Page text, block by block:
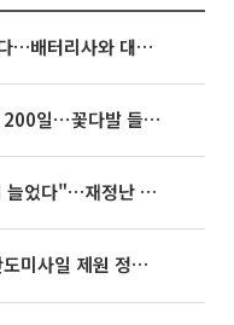
포스코퓨처엠, LFP 시장 뚫었다…배터리사와 대규모 장기 공급 합의
아옳이, 한의사 김형배와 벌써 200일⋯꽃다발 들고 "프러포즈 아냐"
추미애 "복지가 아니라 도민이 늘었다"…재정난 책임론 정면돌파
제원 정밀분석 중"